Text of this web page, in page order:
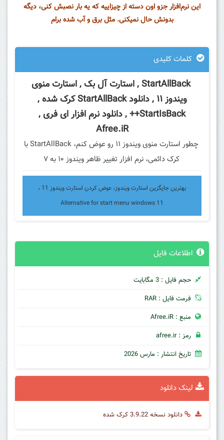
این نرم‌افزار جزو اون دسته از چیزاییه که یه بار نصبش کنی، دیگه
بدونش حال نمیکنی. مثل برق و آب شده برام
کلمات کلیدی
StartAllBack
,استارت آل بک ,استارت منوی
ویندوز ۱۱ , دانلود StartAllBack کرک شده ,
StartIsBack++ , دانلود نرم افزار ای فری ,
Afree.iR
چطور استارت منوی ویندوز ۱۱ رو عوض کنم ،
StartAllBack با
کرک دائمی،نرم افزار تغییر ظاهر ویندوز ۱۰ به ۷
بهترین جایگزین استارت ویندوز، عوض کردن استارت ویندوز 11 ،
Alternative for start menu windows 11
اطلاعات فایل
حجم فایل : 3 مگابایت
فرمت فایل : RAR
منبع : Afree.iR
رمز : afree.ir
تاریخ انتشار : مارس 2026
لینک دانلود
دانلود نسخه 3.9.22 کرک شده